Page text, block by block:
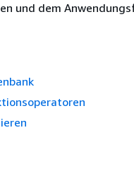
und dem